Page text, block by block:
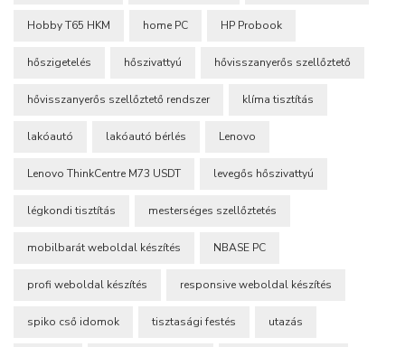
Hobby T65 HKM home PC HP Probook
hőszigetelés hőszivattyú hővisszanyerős szellőztető
hővisszanyerős szellőztető rendszer klíma tisztítás
lakóautó lakóautó bérlés Lenovo
Lenovo ThinkCentre M73 USDT levegős hőszivattyú
légkondi tisztítás mesterséges szellőztetés
mobilbarát weboldal készítés NBASE PC
profi weboldal készítés responsive weboldal készítés
spiko cső idomok tisztasági festés utazás